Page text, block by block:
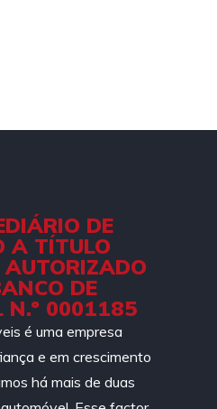
DE
A TÍTULO
AUTORIZADO
DE
N.º 0001185
é uma empresa
e em crescimento
há mais de duas